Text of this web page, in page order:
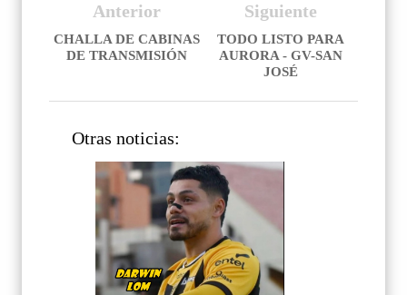
Siguiente
TODO LISTO PARA
AURORA - GV-SAN
JOSÉ
Anterior
CHALLA DE CABINAS
DE TRANSMISIÓN
Otras noticias: